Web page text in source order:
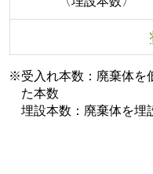
※受入れ本数：廃棄体を
た本数
埋設本数：廃棄体を埋